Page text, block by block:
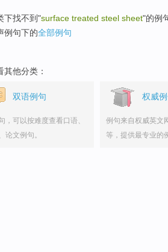
下找不到"surface treated steel sheet"的例
例句下的全部例句
其他分类：
双语例句
，可以按难度查看口语、
论文例句。
权威
例句来自权威英文
等，提供最专业的